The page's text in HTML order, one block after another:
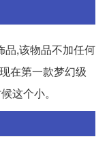
品,该物品不加任何
在第一款梦幻级
这个小。